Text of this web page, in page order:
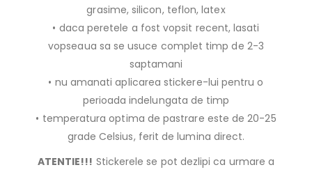
grasime, silicon, teflon, latex
• daca peretele a fost vopsit recent, lasati
vopseaua sa se usuce complet timp de 2-3
saptamani
• nu amanati aplicarea stickere-lui pentru o
perioada indelungata de timp
• temperatura optima de pastrare este de 20-25
grade Celsius, ferit de lumina direct.
ATENTIE!!! Stickerele se pot dezlipi ca urmare a